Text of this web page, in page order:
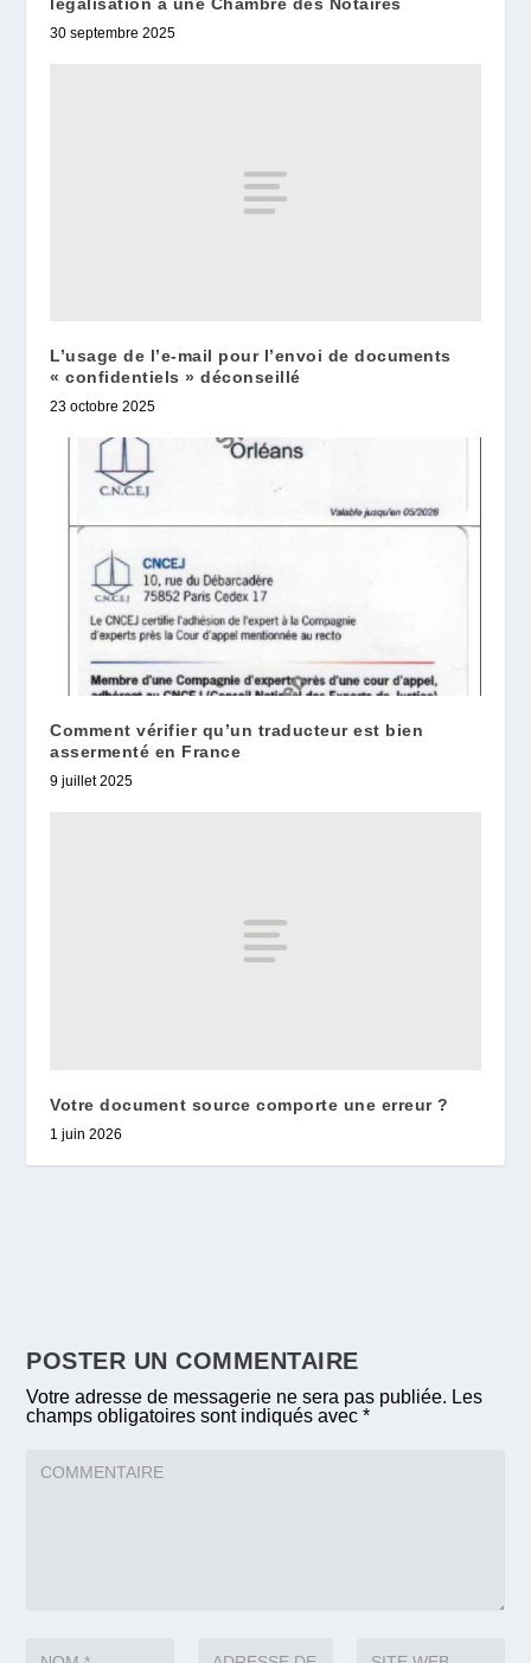
30 septembre 2025
L’usage de l’e-mail pour l’envoi de documents
« confidentiels » déconseillé
23 octobre 2025
Comment vérifier qu’un traducteur est bien
assermenté en France
9 juillet 2025
Votre document source comporte une erreur ?
1 juin 2026
POSTER UN COMMENTAIRE
Votre adresse de messagerie ne sera pas publiée. Les
champs obligatoires sont indiqués avec*